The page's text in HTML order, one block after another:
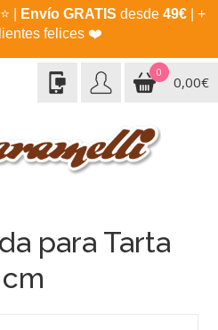
⭐ Envío GRATIS desde 49€| +
felices ❤️
0
0,00€
para Tarta